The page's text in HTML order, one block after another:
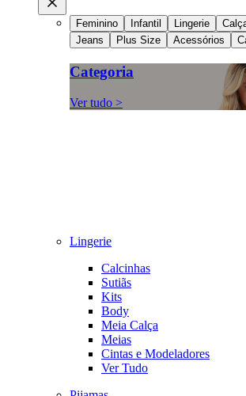
Feminino Infantil Lingerie
Jeans
Plus Size Acessórios
Categoria
Ver tudo >
Lingerie
Calcinhas
Sutiãs
Kits
Body
Meia Calça
Meias
Cintas e Modeladores
Ver Tudo